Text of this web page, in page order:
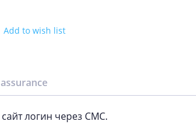
Add to wish list
логин через СМС.